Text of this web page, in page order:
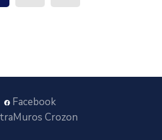
Facebook
Crozon